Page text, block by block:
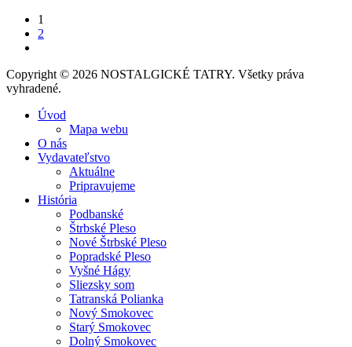
1
2
Copyright © 2026 NOSTALGICKÉ TATRY. Všetky práva
vyhradené.
Úvod
Mapa webu
O nás
Vydavateľstvo
Aktuálne
Pripravujeme
História
Podbanské
Štrbské Pleso
Nové Štrbské Pleso
Popradské Pleso
Vyšné Hágy
Sliezsky som
Tatranská Polianka
Nový Smokovec
Starý Smokovec
Dolný Smokovec